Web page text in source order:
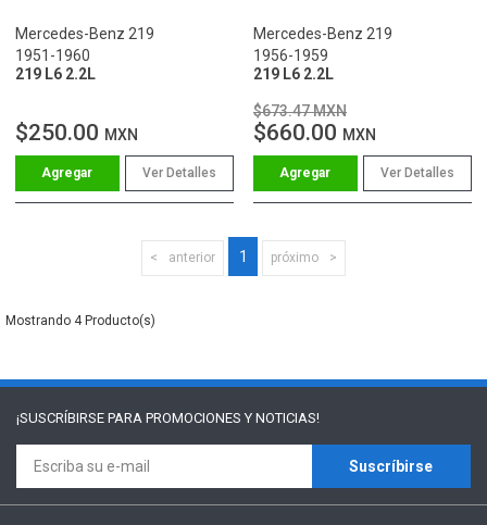
Mercedes-Benz 219
1951-1960
219 L6 2.2L
$250.00 MXN
Ver Detalles
Mercedes-Benz 219
1956-1959
219 L6 2.2L
$673.47 MXN
$660.00 MXN
Ver Detalles
anterior 1 próximo
4
¡SUSCRÍBIRSE PARA PROMOCIONES Y NOTICIAS!
Suscríbirse